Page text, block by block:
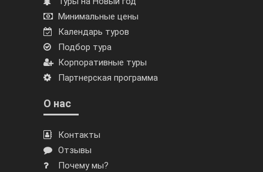
Минимальные цены
Календарь туров
Подбор тура
Корпоративные туры
Партнерская программа
О нас
Контакты
Отзывы
Почему мы?